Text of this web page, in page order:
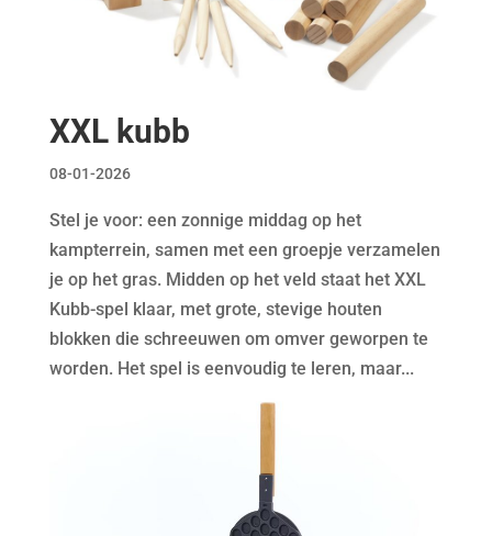
XXL kubb
08-01-2026
Stel je voor: een zonnige middag op het
kampterrein, samen met een groepje verzamelen
je op het gras. Midden op het veld staat het XXL
Kubb-spel klaar, met grote, stevige houten
blokken die schreeuwen om omver geworpen te
worden. Het spel is eenvoudig te leren, maar...